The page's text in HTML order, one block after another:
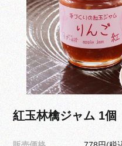
紅玉林檎ジャム 1個